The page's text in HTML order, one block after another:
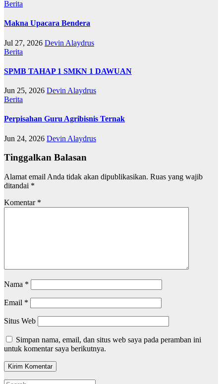
Berita
Makna Upacara Bendera
Jul 27, 2026 Devin Alaydrus
Berita
SPMB TAHAP 1 SMKN 1 DAWUAN
Jun 25, 2026 Devin Alaydrus
Berita
Perpisahan Guru Agribisnis Ternak
Jun 24, 2026 Devin Alaydrus
Tinggalkan Balasan
Alamat email Anda tidak akan dipublikasikan. Ruas yang wajib
ditandai *
Komentar *
Nama *
Email *
Situs Web
Simpan nama, email, dan situs web saya pada peramban ini
untuk komentar saya berikutnya.